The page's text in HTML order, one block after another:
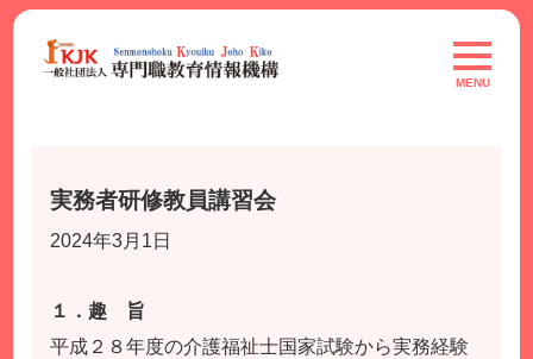
Skip
content
toggle
MENU
実務者研修教員講習会
2024年3月1日
１．趣 旨
平成２８年度の介護福祉士国家試験から実務経験